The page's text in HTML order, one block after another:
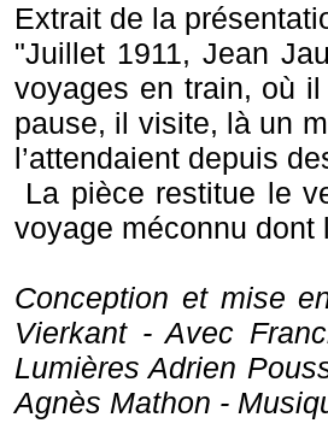
Extrait de la
"Juillet 1911, Jean
voyages en train, où
pause, il visite, là un
l’attendaient depuis
La pièce restitue le
voyage méconnu dont
Conception et mise
Vierkant - Avec
Lumières Adrien
Agnès Mathon -